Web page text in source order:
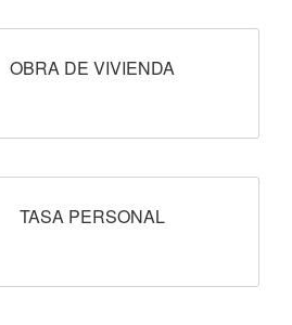
OBRA DE VIVIENDA
TASA PERSONAL